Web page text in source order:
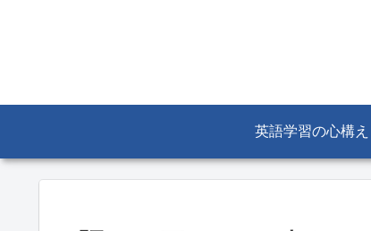
英語学習の心構え